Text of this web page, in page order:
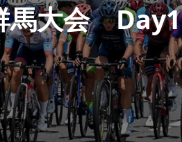
馬大会 Day1